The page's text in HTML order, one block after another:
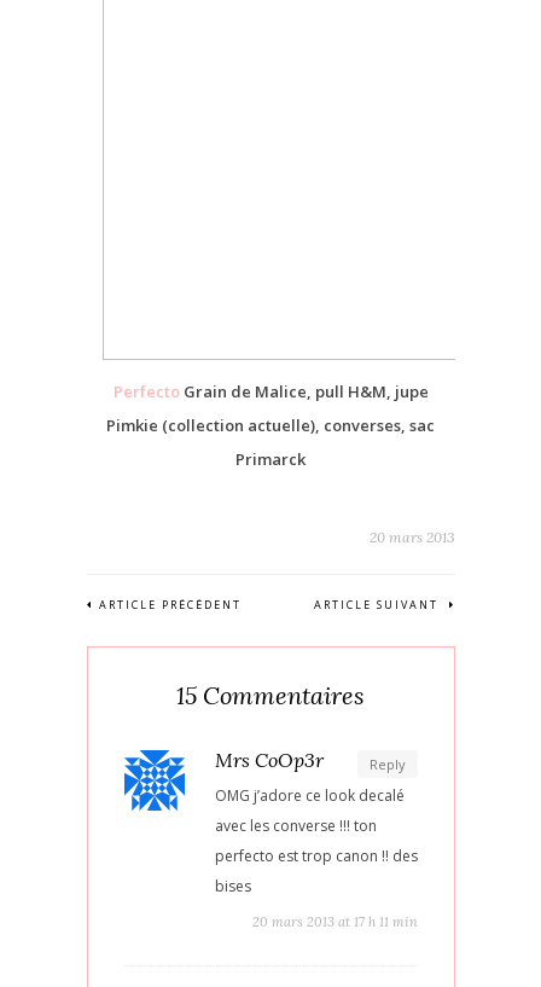
PerfectoGrain de Malice, pull H&M, jupe
Pimkie (collection actuelle), converses, sac
Primarck
20 mars 2013
ARTICLE PRÉCÉDENT ARTICLE SUIVANT
15 Commentaires
Reply
Mrs CoOp3r
OMG j’adore ce look decalé
avec les converse !!! ton
perfecto est trop canon !! des
bises
20 mars 2013 at 17 h 11 min